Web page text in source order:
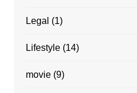
Legal (1)
Lifestyle(14)
movie(9)